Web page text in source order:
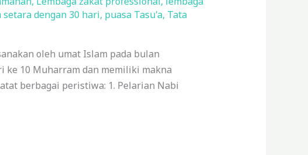
setara dengan 30 hari, puasa Tasu'a, Tata
oleh umat Islam pada bulan
ke 10 Muharram dan memiliki makna
berbagai peristiwa: 1. Pelarian Nabi